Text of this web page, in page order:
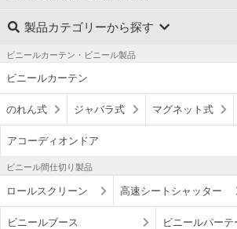
製品カテゴリーから探す
ビニールカーテン・ビニール製品
ビニールカーテン
のれん式 ジャバラ式 マグネット式
アコーディオンドア
ビニール間仕切り製品
ロールスクリーン 高速シートシャッター
ビニールブース ビニールパーテ